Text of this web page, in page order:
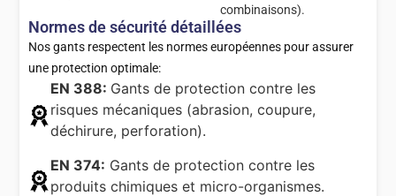
combinaisons).
Normes de sécurité détaillées
Nos gants respectent les normes européennes pour assurer
une protection optimale:
EN 388: Gants de protection contre les
risques mécaniques (abrasion, coupure,
déchirure, perforation).
EN 374: Gants de protection contre les
produits chimiques et micro-organismes.